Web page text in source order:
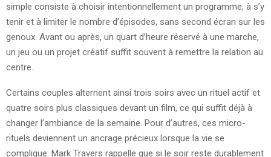
simple consiste à choisir intentionnellement un programme, à s’y
tenir et à limiter le nombre d’épisodes, sans second écran sur les
genoux. Avant ou après, un quart d’heure réservé à une marche,
un jeu ou un projet créatif suffit souvent à remettre la relation au
centre.
Certains couples alternent ainsi trois soirs avec un rituel actif et
quatre soirs plus classiques devant un film, ce qui suffit déjà à
changer l’ambiance de la semaine. Pour d’autres, ces micro-
rituels deviennent un ancrage précieux lorsque la vie se
complique. Mark Travers rappelle que si le soir reste durablement